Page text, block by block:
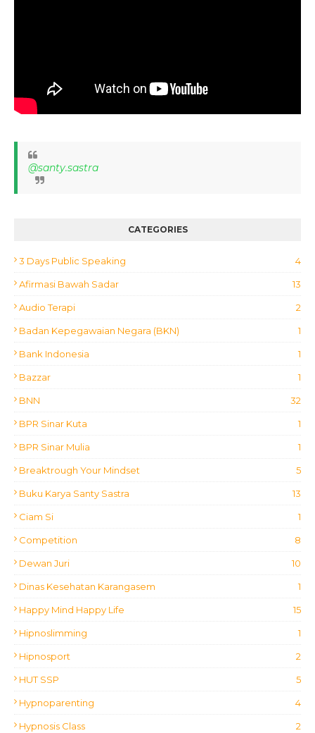
@santy.sastra
CATEGORIES
3 Days Public Speaking 4
Afirmasi Bawah Sadar 13
Audio Terapi 2
Badan Kepegawaian Negara (BKN) 1
Bank Indonesia 1
Bazzar 1
BNN 32
BPR Sinar Kuta 1
BPR Sinar Mulia 1
Breaktrough Your Mindset 5
Buku Karya Santy Sastra 13
Ciam Si 1
Competition 8
Dewan Juri 10
Dinas Kesehatan Karangasem 1
Happy Mind Happy Life 15
Hipnoslimming 1
Hipnosport 2
HUT SSP 5
Hypnoparenting 4
Hypnosis Class 2